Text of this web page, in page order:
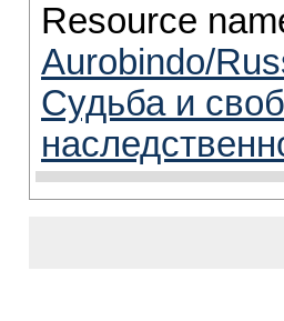
Resource
Aurobindo/
Судьба и